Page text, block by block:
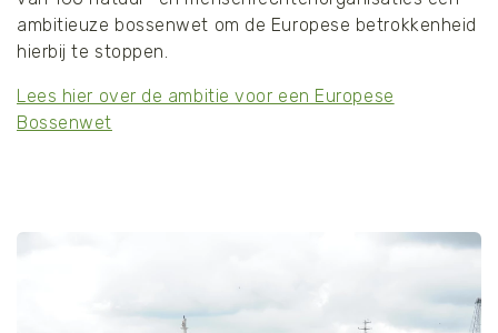
ambitieuze bossenwet om de Europese betrokkenheid
hierbij te stoppen.
Lees hier over de ambitie voor een Europese
Bossenwet